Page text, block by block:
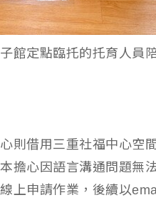
館定點臨托的托育人員
則借用三重社福中心空
擔心因語言溝通問題無
上申請作業，後續以